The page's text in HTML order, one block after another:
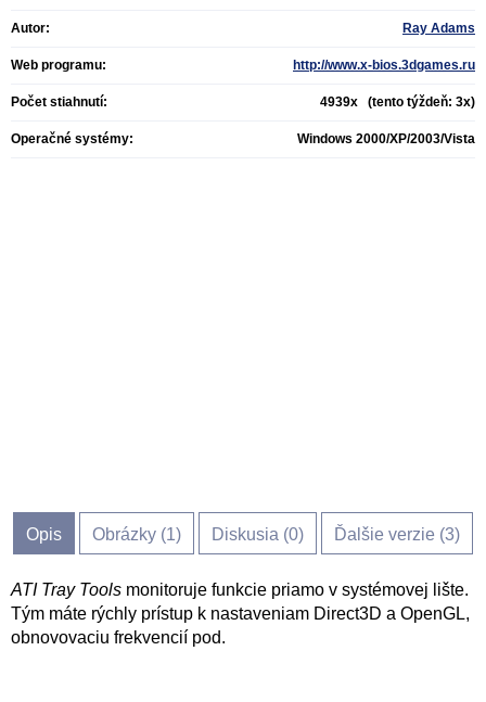
Autor: Ray Adams
Web programu: http://www.x-bios.3dgames.ru
Počet stiahnutí: 4939x (tento týždeň: 3x)
Operačné systémy: Windows 2000/XP/2003/Vista
Opis Obrázky (1) Diskusia (0) Ďalšie verzie (3)
ATI Tray Tools monitoruje funkcie priamo v systémovej lište.
Tým máte rýchly prístup k nastaveniam Direct3D a OpenGL,
obnovovaciu frekvencií pod.